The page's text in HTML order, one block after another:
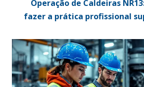
Operação de Caldeiras
fazer a prática profissional